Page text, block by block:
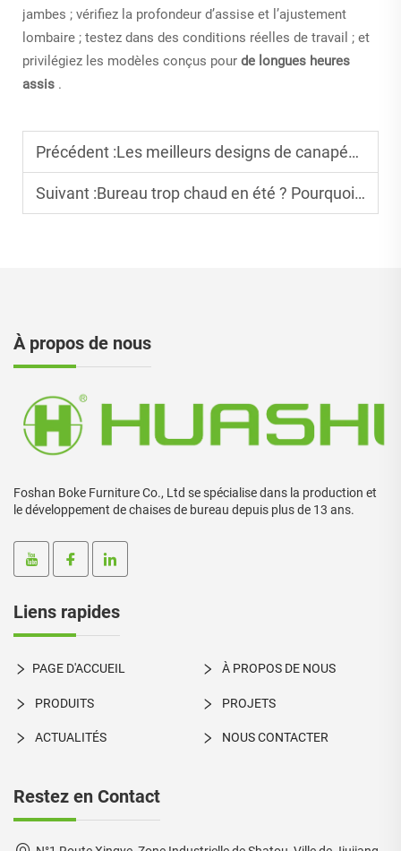
jambes ; vérifiez la profondeur d’assise et l’ajustement
lombaire ; testez dans des conditions réelles de travail ; et
privilégiez les modèles conçus pour de longues heures
assis .
Précédent :Les meilleurs designs de canapés de bureau pour les espaces collaboratifs
Suivant :Bureau trop chaud en été ? Pourquoi choisir un fauteuil en maille respirante ?
À propos de nous
Foshan Boke Furniture Co., Ltd se spécialise dans la production et
le développement de chaises de bureau depuis plus de 13 ans.
Liens rapides
PAGE D'ACCUEIL À PROPOS DE NOUS
PRODUITS PROJETS
ACTUALITÉS NOUS CONTACTER
Restez en Contact